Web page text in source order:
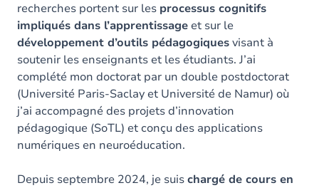
recherches portent sur les processus cognitifs
impliqués dans l’apprentissage et sur le
développement d’outils pédagogiquesvisant à
soutenir les enseignants et les étudiants. J’ai
complété mon doctorat par un double postdoctorat
(Université Paris-Saclay et Université de Namur) où
j’ai accompagné des projets d’innovation
pédagogique (SoTL) et conçu des applications
numériques en neuroéducation.
Depuis septembre 2024, je suischargé de cours en